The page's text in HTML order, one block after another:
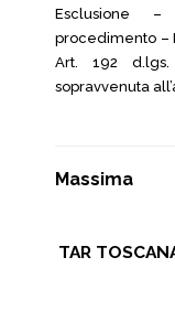
Esclusione
procedimento –
Art. 192
sopravvenuta
Massima
TAR